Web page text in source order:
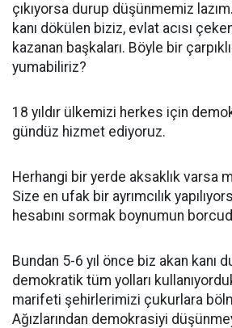
çıkıyorsa durup düşünmemiz
kanı dökülen biziz, evlat acısı
kazanan başkaları. Böyle bir
yumabiliriz?
18 yıldır ülkemizi herkes için
gündüz hizmet ediyoruz.
Herhangi bir yerde aksaklık varsa
Size en ufak bir ayrımcılık
hesabını sormak boynumun
Bundan 5-6 yıl önce biz akan kanı
demokratik tüm yolları
marifeti şehirlerimizi çukurlara
Ağızlarından demokrasiyi